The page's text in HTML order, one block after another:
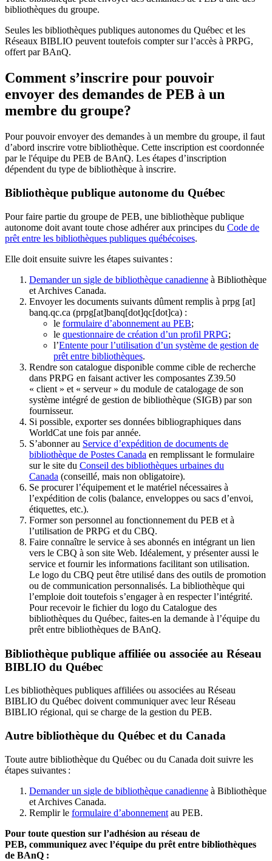
bibliothèques du groupe.
Seules les bibliothèques publiques autonomes du Québec et les
Réseaux BIBLIO peuvent toutefois compter sur l’accès à PRPG,
offert par BAnQ.
Comment s’inscrire pour pouvoir
envoyer des demandes de PEB à un
membre du groupe?
Pour pouvoir envoyer des demandes à un membre du groupe, il faut
d’abord inscrire votre bibliothèque. Cette inscription est coordonnée
par le l'équipe du PEB de BAnQ. Les étapes d’inscription
dépendent du type de bibliothèque à inscrire.
Bibliothèque publique autonome du Québec
Pour faire partie du groupe de PEB, une bibliothèque publique
autonome doit avant toute chose adhérer aux principes du Code de
prêt entre les bibliothèques publiques québécoises.
Elle doit ensuite suivre les étapes suivantes :
Demander un sigle de bibliothèque canadienne à Bibliothèque
et Archives Canada.
Envoyer les documents suivants dûment remplis à prpg [at]
banq.qc.ca (prpg[at]banq[dot]qc[dot]ca) :
le formulaire d’abonnement au PEB;
le questionnaire de création d’un profil PRPG;
l’Entente pour l’utilisation d’un système de gestion de
prêt entre bibliothèques.
Rendre son catalogue disponible comme cible de recherche
dans PRPG en faisant activer les composantes Z39.50
« client » et « serveur » du module de catalogage de son
système intégré de gestion de bibliothèque (SIGB) par son
fournisseur.
Si possible, exporter ses données bibliographiques dans
WorldCat une fois par année.
S’abonner au Service d’expédition de documents de
bibliothèque de Postes Canada en remplissant le formulaire
sur le site du Conseil des bibliothèques urbaines du
Canada (conseillé, mais non obligatoire).
Se procurer l’équipement et le matériel nécessaires à
l’expédition de colis (balance, enveloppes ou sacs d’envoi,
étiquettes, etc.).
Former son personnel au fonctionnement du PEB et à
l’utilisation de PRPG et du CBQ.
Faire connaître le service à ses abonnés en intégrant un lien
vers le CBQ à son site Web. Idéalement, y présenter aussi le
service et fournir les informations facilitant son utilisation.
Le logo du CBQ peut être utilisé dans des outils de promotion
ou de communication personnalisés. La bibliothèque qui
l’emploie doit toutefois s’engager à en respecter l’intégrité.
Pour recevoir le fichier du logo du Catalogue des
bibliothèques du Québec, faites-en la demande à l’équipe du
prêt entre bibliothèques de BAnQ.
Bibliothèque publique affiliée ou associée au Réseau
BIBLIO du Québec
Les bibliothèques publiques affiliées ou associées au Réseau
BIBLIO du Québec doivent communiquer avec leur Réseau
BIBLIO régional, qui se charge de la gestion du PEB.
Autre bibliothèque du Québec et du Canada
Toute autre bibliothèque du Québec ou du Canada doit suivre les
étapes suivantes :
Demander un sigle de bibliothèque canadienne à Bibliothèque
et Archives Canada.
Remplir le formulaire d’abonnement au PEB.
Pour toute question sur l’adhésion au réseau de
PEB, communiquez avec l’équipe du prêt entre bibliothèques
de BAnQ :